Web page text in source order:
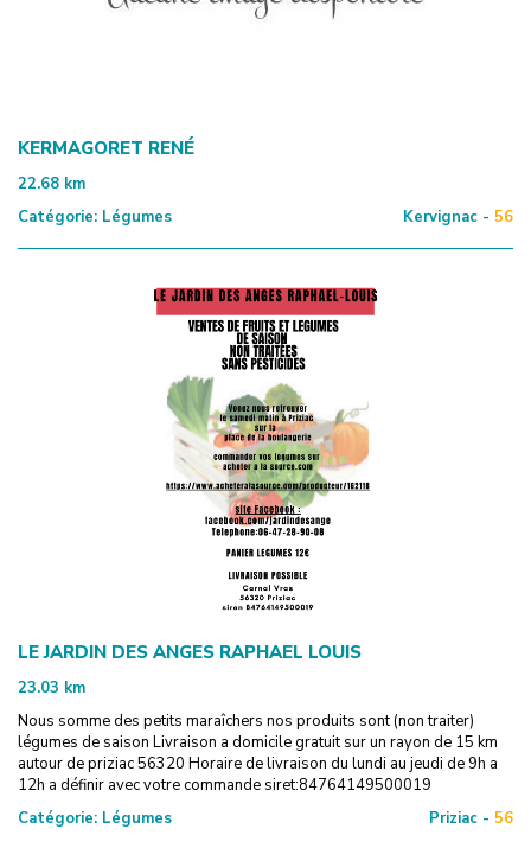
KERMAGORET RENÉ
22.68 km
Catégorie: Légumes Kervignac - 56
LE JARDIN DES ANGES RAPHAEL LOUIS
23.03 km
Nous somme des petits maraîchers nos produits sont (non traiter)
légumes de saison Livraison a domicile gratuit sur un rayon de 15 km
autour de priziac 56320 Horaire de livraison du lundi au jeudi de 9h a
12h a définir avec votre commande siret:84764149500019
Catégorie: Légumes Priziac - 56